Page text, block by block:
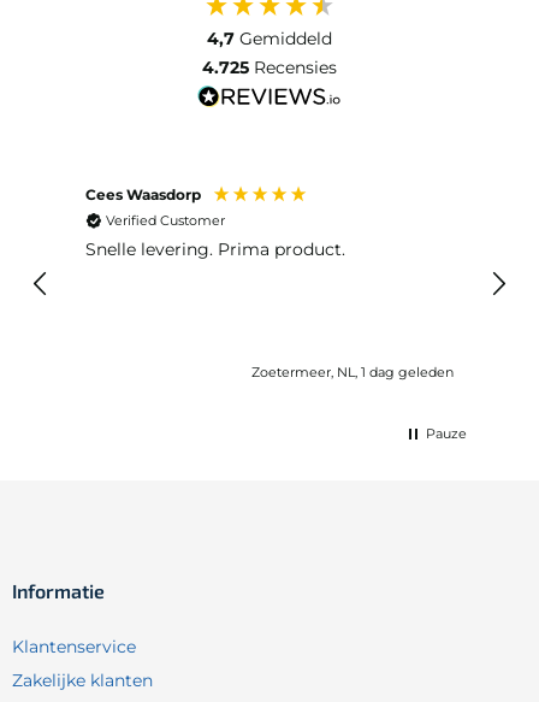
4,7 Gemiddeld
4.725 Recensies
Cees Waasdorp
Verified Customer
Snelle levering. Prima product.
Zoetermeer, NL, 1 dag geleden
lang
Pauze
Informatie
Klantenservice
Zakelijke klanten